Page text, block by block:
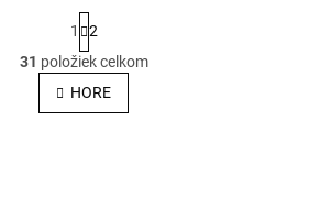
a olej z avokáda dodáva
balenie vhodné na cestovanie alebo
O
v
l
S
t
r
á
n
k
1
2
31 položiek celkom
HORE